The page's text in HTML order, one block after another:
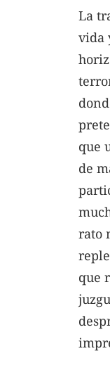
La
vida
que
de
rato
que